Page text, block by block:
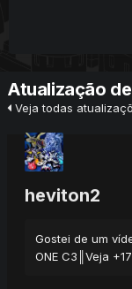
Atualização
Veja todas
heviton2
Gostei de um
ONE C3║Veja